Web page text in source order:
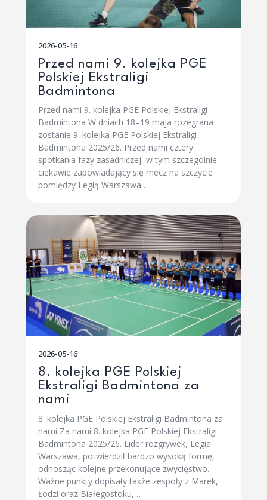
2026-05-16
Przed nami 9. kolejka PGE
Polskiej Ekstraligi
Badmintona
Przed nami 9. kolejka PGE Polskiej Ekstraligi
Badmintona W dniach 18–19 maja rozegrana
zostanie 9. kolejka PGE Polskiej Ekstraligi
Badmintona 2025/26. Przed nami cztery
spotkania fazy zasadniczej, w tym szczególnie
ciekawie zapowiadający się mecz na szczycie
pomiędzy Legią Warszawa…
2026-05-16
8. kolejka PGE Polskiej
Ekstraligi Badmintona za
nami
8. kolejka PGE Polskiej Ekstraligi Badmintona za
nami Za nami 8. kolejka PGE Polskiej Ekstraligi
Badmintona 2025/26. Lider rozgrywek, Legia
Warszawa, potwierdził bardzo wysoką formę,
odnosząc kolejne przekonujące zwycięstwo.
Ważne punkty dopisały także zespoły z Marek,
Łodzi oraz Białegostoku,…